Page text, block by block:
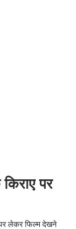
पर
पर लेकर फिल्म देखने